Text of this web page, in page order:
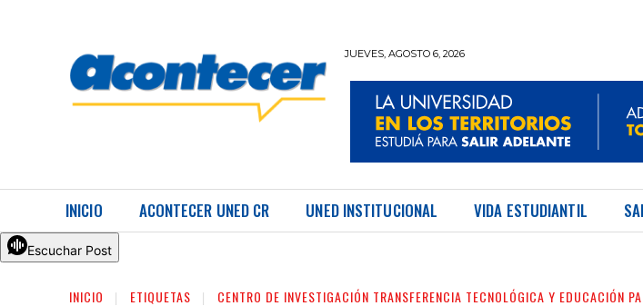
JUEVES, AGOSTO 6, 2026
INICIO ACONTECER UNED CR UNED INSTITUCIONAL VIDA ESTUDIANTIL
Escuchar Post
INICIO ETIQUETAS CENTRO DE INVESTIGACIÓN TRANSFERENCIA TECNOLÓGICA Y EDUCACIÓN